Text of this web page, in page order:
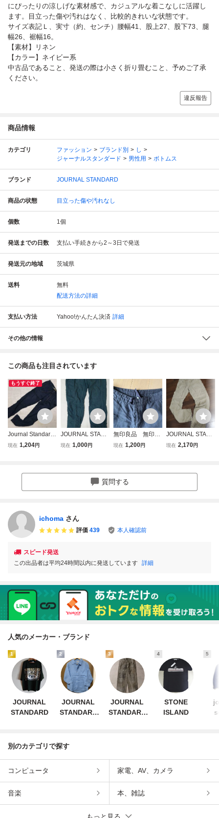
にぴったりの涼しげな素材感で、カジュアルな着こなしに活躍し
ます。目立った傷や汚れはなく、比較的きれいな状態です。
サイズ表記Ｌ、実寸（約、センチ）腰幅41、股上27、股下73、腿
幅26、裾幅16。
【素材】リネン
【カラー】ネイビー系
中古品であること、発送の際は小さく折り畳むこと、予めご了承
ください。
違反報告
商品情報
カテゴリ ファッション ブランド別
し
ジャーナルスタンダード
男性用 ボトムス
ブランド JOURNAL STANDARD
商品の状態 目立った傷や汚れなし
個数 1個
発送までの日数 支払い手続きから2～3日で発送
発送元の地域 茨城県
送料
無料
配送方法の詳細
支払い方法 Yahoo!かんたん決済 詳細
その他の情報
この商品も注目されています
もうすぐ終了
Journal Standard
ジャーナルスタン
現在 1,204円
JOURNAL STAND
ARD/リネンボト
現在 1,000円
無印良品 無印
MUJI リネンパン
現在 1,200円
JOURNAL STAND
ARD ジャーナル
現在 2,170円
質問する
ichoma さん
評価 439 本人確認前
スピード発送
この出品者は平均24時間以内に発送しています 詳細
人気のメーカー・ブランド
1
JOURNAL
STANDARD
2
JOURNAL
STANDARD
3
JOURNAL
STANDARD
4
STONE
ISLAND
5
別のカテゴリで探す
コンピュータ 家電、AV、カメラ
音楽 本、雑誌
もっと見る